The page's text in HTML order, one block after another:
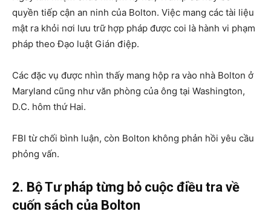
quyền tiếp cận an ninh của Bolton. Việc mang các tài liệu
mật ra khỏi nơi lưu trữ hợp pháp được coi là hành vi phạm
pháp theo Đạo luật Gián điệp.
Các đặc vụ được nhìn thấy mang hộp ra vào nhà Bolton ở
Maryland cũng như văn phòng của ông tại Washington,
D.C. hôm thứ Hai.
FBI từ chối bình luận, còn Bolton không phản hồi yêu cầu
phỏng vấn.
2. Bộ Tư pháp từng bỏ cuộc điều tra về
cuốn sách của Bolton